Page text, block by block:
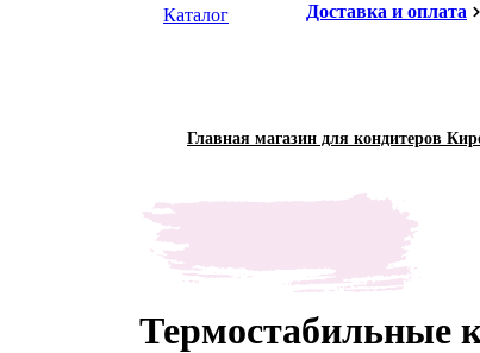
Каталог Доставка и оплата
Главная магазин для кондитеров
Термостабильные